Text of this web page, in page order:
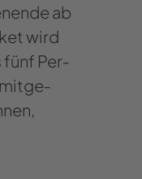
ab
wird
fünf Per­
mit­ge­